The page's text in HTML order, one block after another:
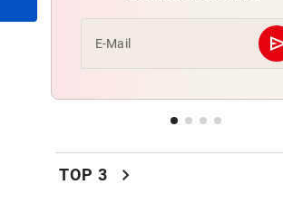
LIVE IN DER METASTADT vor 6
Wincent Weiss: Fanliebe
falscher Freitag
E-Mail
TOP 3 chevron_right